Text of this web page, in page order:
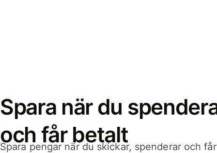
Spara när du
och får betalt
Spara pengar när du skickar, spenderar och